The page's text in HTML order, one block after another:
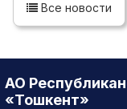
Все новости
АО
«Тошкент»